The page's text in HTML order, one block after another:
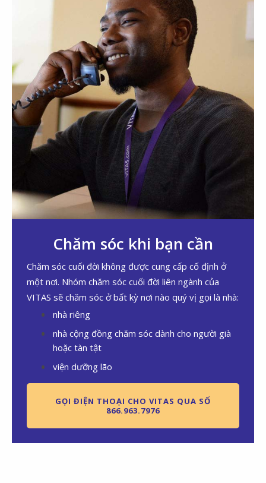
Chăm sóc khi bạn cần
Chăm sóc cuối đời không được cung cấp cố định ở
một nơi. Nhóm chăm sóc cuối đời liên ngành của
VITAS sẽ chăm sóc ở bất kỳ nơi nào quý vị gọi là nhà:
nhà riêng
nhà cộng đồng chăm sóc dành cho người già
hoặc tàn tật
viện dưỡng lão
GỌI ĐIỆN THOẠI CHO VITAS QUA SỐ
866.963.7976